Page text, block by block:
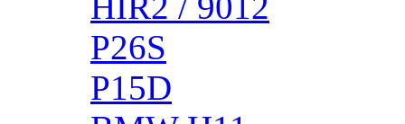
P26S
P15D